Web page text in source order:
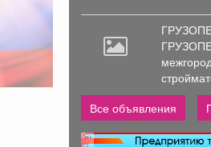
Все объявления